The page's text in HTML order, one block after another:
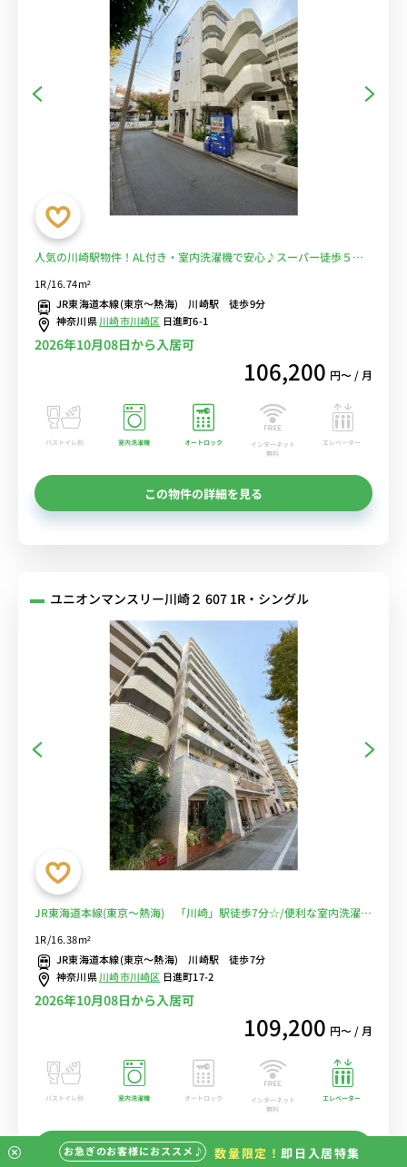
人気の川崎駅物件！AL付き・室内洗濯機で安心♪スーパー徒歩５分
1R/16.74m²
JR東海道本線(東京～熱海) 川崎駅 徒歩9分
神奈川県川崎市川崎区 日進町6-1
2026年10月08日から入居可
106,200 円〜 / 月
バストイレ別 室内洗濯機 オートロック
インターネット
無料
エレベーター
この物件の詳細を見る
ユニオンマンスリー川崎２ 607 1R・シングル
JR東海道本線(東京～熱海) 「川崎」駅徒歩7分☆/便利な室内洗濯機
1R/16.38m²
JR東海道本線(東京～熱海) 川崎駅 徒歩7分
神奈川県川崎市川崎区 日進町17-2
2026年10月08日から入居可
109,200 円〜 / 月
バストイレ別 室内洗濯機 オートロック
インターネット
無料
エレベーター
この物件の詳細を見る
お急ぎのお客様におススメ♪ 数量限定！ 即日入居特集